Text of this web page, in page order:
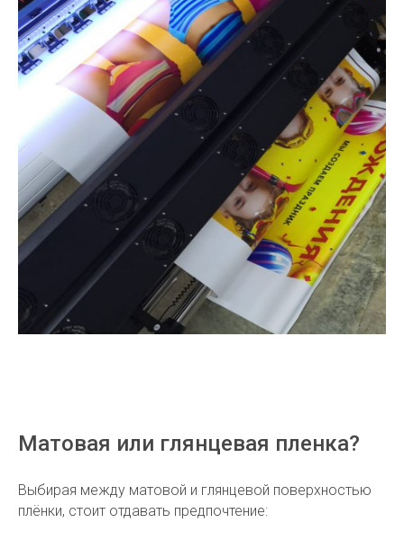
Матовая или глянцевая пленка?
Выбирая между матовой и глянцевой поверхностью
плёнки, стоит отдавать предпочтение: